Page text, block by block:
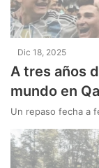
Dic 18, 2025
A tres años
mundo en
Un repaso fecha a